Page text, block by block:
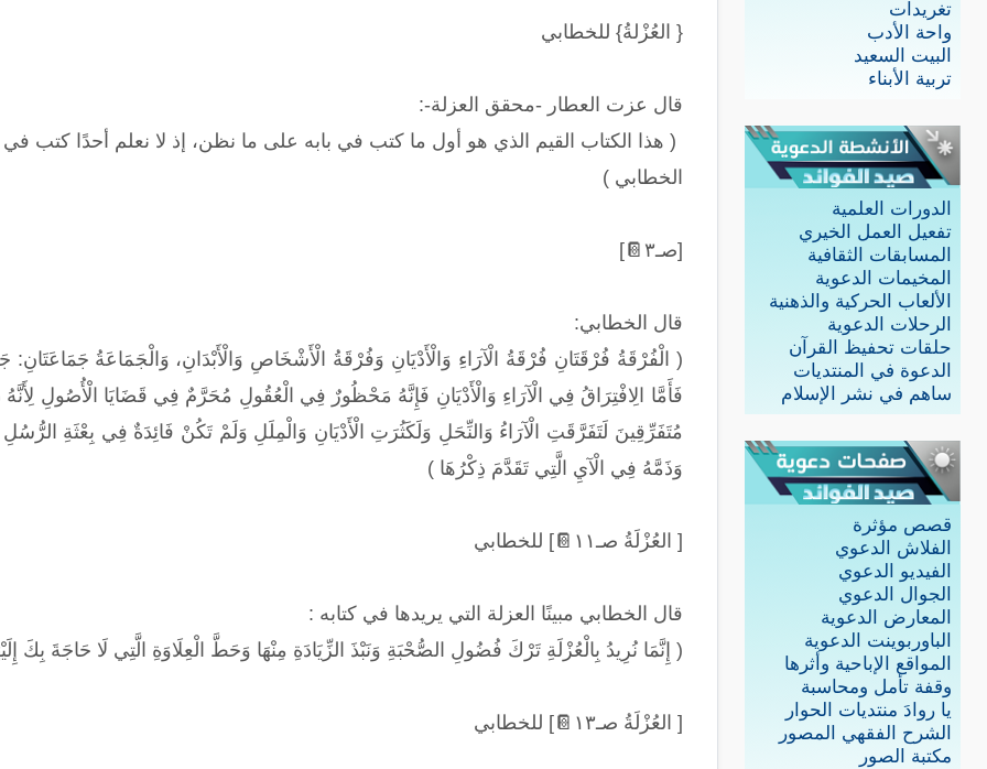
تغريدات
واحة الأدب
البيت السعيد
تربية الأبناء
الدورات العلمية
تفعيل العمل الخيري
المسابقات الثقافية
المخيمات الدعوية
الألعاب الحركية والذهنية
الرحلات الدعوية
حلقات تحفيظ القرآن
الدعوة في المنتديات
ساهم في نشر الإسلام
قصص مؤثرة
الفلاش الدعوي
الفيديو الدعوي
الجوال الدعوي
المعارض الدعوية
الباوربوينت الدعوية
المواقع الإباحية وأثرها
وقفة تأمل ومحاسبة
يا روادَ منتديات الحوار
الشرح الفقهي المصور
مكتبة الصور
{ العُزْلةُ} للخطابي
قال عزت العطار -محقق العزلة-:
( هذا الكتاب القيم الذي هو أول ما كتب في بابه على ما نظن، إذ لا نعلم أحدًا كتب
الخطابي )
[صـ٣ 📔
]
قال الخطابي:
( الْفُرْقَةُ فُرْقَتَانِ فُرْقَةُ الْآرَاءِ وَالْأَدْيَانِ وَفُرْقَةُ الْأَشْخَاصِ وَالْأَبْدَانِ، وَالْجَمَاعَةُ
فَأَمَّا الِافْتِرَاقُ فِي الْآرَاءِ وَالْأَدْيَانِ فَإِنَّهُ مَحْظُورٌ فِي الْعُقُولِ مُحَرَّمٌ فِي قَضَايَا الْأُصُولِ
مُتَفَرِّقِينَ لَتَفَرَّقَتِ الْآرَاءُ وَالنِّحَلِ وَلَكَثُرَتِ الْأَدْيَانِ وَالْمِلَلِ وَلَمْ تَكُنْ فَائِدَةٌ فِي بِعْثَةِ
وَذَمَّهُ فِي الْآيِ الَّتِي تَقَدَّمَ ذِكْرُهَا )
[ العُزْلَةُ صـ١١ 📔] للخطابي
قال الخطابي مبينًا العزلة التي يريدها في كتابه :
( إِنَّمَا نُرِيدُ بِالْعُزْلَةِ تَرْكَ فُضُولِ الصُّحْبَةِ وَنَبْذَ الزِّيَادَةِ مِنْهَا وَحَطَّ الْعِلَاوَةِ الَّتِي لَا حَاجَةَ بِكَ
[ العُزْلَةُ صـ١٣ 📔] للخطابي